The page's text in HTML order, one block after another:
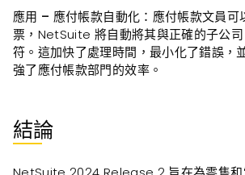
應用 – 應付帳款自動化 ：應付帳款文員
票，NetSuite 將自動將其與正確的子公
符。這加快了處理時間，最小化了錯誤，
強了應付帳款部門的效率。
結論